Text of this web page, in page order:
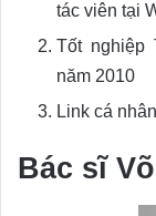
tác viên tại
Tốt nghiệp
năm 2010
Link cá
Bác sĩ